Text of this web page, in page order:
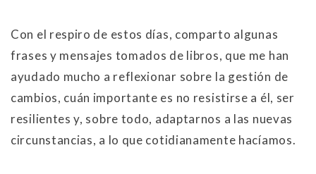
Con el respiro de estos días, comparto algunas
frases y mensajes tomados de libros, que me han
ayudado mucho a reflexionar sobre la gestión de
cambios, cuán importante es no resistirse a él, ser
resilientes y, sobre todo, adaptarnos a las nuevas
circunstancias, a lo que cotidianamente hacíamos.